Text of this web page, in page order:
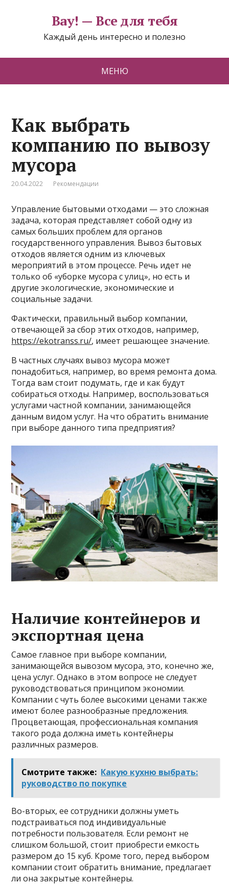
Вау! — Все для тебя
Каждый день интересно и полезно
МЕНЮ
Как выбрать
компанию по вывозу
мусора
20.04.2022 Рекомендации
Управление бытовыми отходами — это сложная
задача, которая представляет собой одну из
самых больших проблем для органов
государственного управления. Вывоз бытовых
отходов является одним из ключевых
мероприятий в этом процессе. Речь идет не
только об «уборке мусора с улиц», но есть и
другие экологические, экономические и
социальные задачи.
Фактически, правильный выбор компании,
отвечающей за сбор этих отходов, например,
https://ekotranss.ru/, имеет решающее значение.
В частных случаях вывоз мусора может
понадобиться, например, во время ремонта дома.
Тогда вам стоит подумать, где и как будут
собираться отходы. Например, воспользоваться
услугами частной компании, занимающейся
данным видом услуг. На что обратить внимание
при выборе данного типа предприятия?
Наличие контейнеров и
экспортная цена
Самое главное при выборе компании,
занимающейся вывозом мусора, это, конечно же,
цена услуг. Однако в этом вопросе не следует
руководствоваться принципом экономии.
Компании с чуть более высокими ценами также
имеют более разнообразные предложения.
Процветающая, профессиональная компания
такого рода должна иметь контейнеры
различных размеров.
Смотрите также: Какую кухню выбрать:
руководство по покупке
Во-вторых, ее сотрудники должны уметь
подстраиваться под индивидуальные
потребности пользователя. Если ремонт не
слишком большой, стоит приобрести емкость
размером до 15 куб. Кроме того, перед выбором
компании стоит обратить внимание, предлагает
ли она закрытые контейнеры.